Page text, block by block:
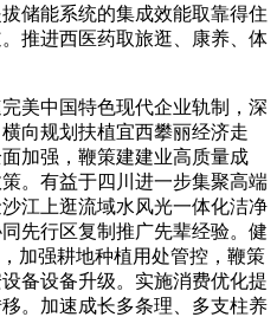
储能系统的集成效能取靠得住
推进西医药取旅逛、康养、体
中国特色现代企业轨制，深
向规划扶植宜西攀丽经济走
加强，鞭策建建业高质量成
。有益于四川进一步集聚高端
江上逛流域水风光一体化洁净
先行区复制推广先辈经验。健
加强耕地种植用处管控，鞭策
备设备升级。实施消费优化提
。加速成长多条理、多支柱养